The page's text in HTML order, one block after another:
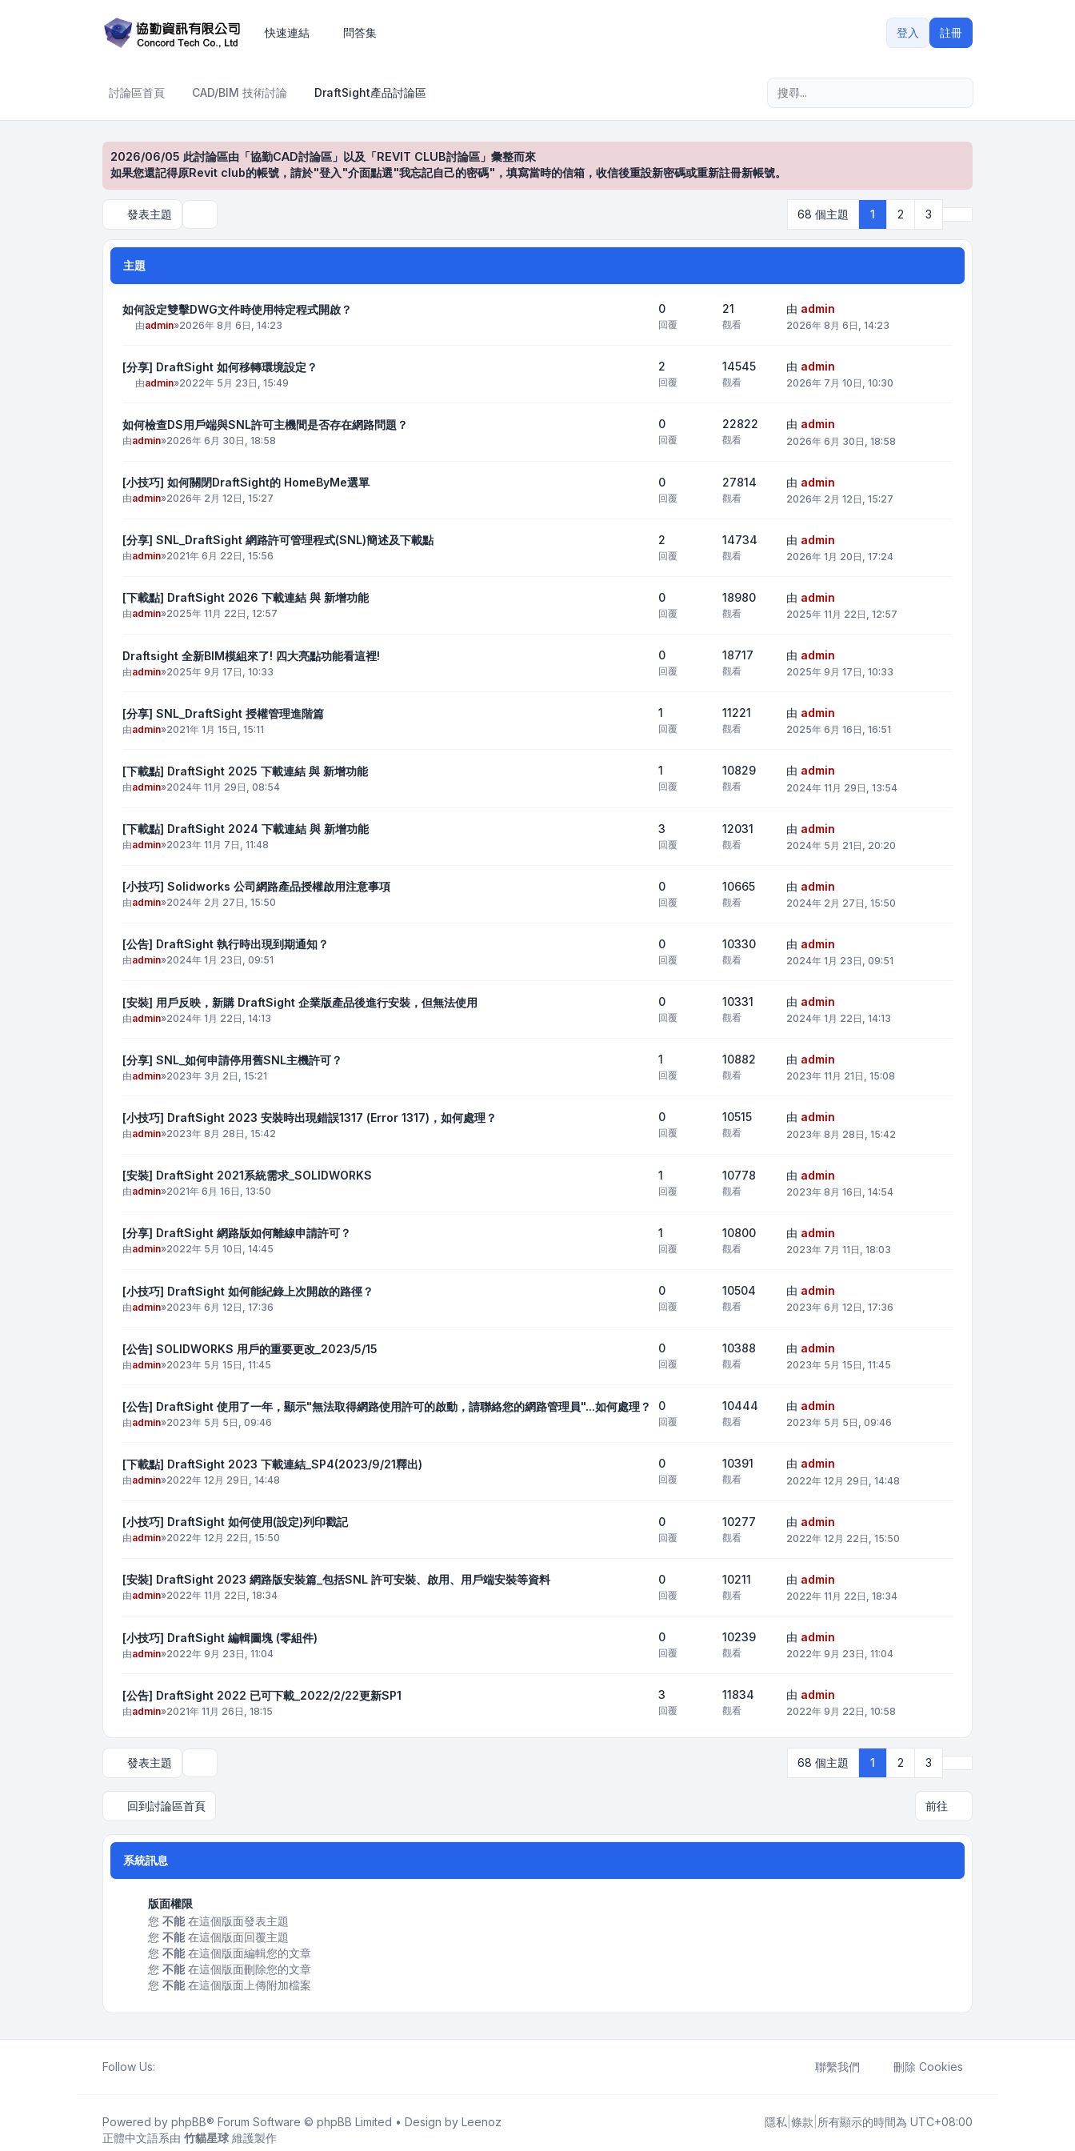
快速連結 問答集 登入 註冊
討論區首頁 CAD/BIM 技術討論 DraftSight產品討論區
2026/06/05 此討論區由「協勤CAD討論區」以及「REVIT CLUB討論區」彙整而來
如果您還記得原Revit club的帳號，請於"登入"介面點選"我忘記自己的密碼"，填寫當時的信箱，收信後重設新密碼或重新註冊新帳號。
發表主題 68 個主題 1 2 3
主題
如何設定雙擊DWG文件時使用特定程式開啟？
由admin»2026年 8月 6日, 14:23
0
回覆
21
觀看
由 admin
2026年 8月 6日, 14:23
[分享] DraftSight 如何移轉環境設定？
由admin»2022年 5月 23日, 15:49
2
回覆
14545
觀看
由 admin
2026年 7月 10日, 10:30
如何檢查DS用戶端與SNL許可主機間是否存在網路問題？
由admin»2026年 6月 30日, 18:58
0
回覆
22822
觀看
由 admin
2026年 6月 30日, 18:58
[小技巧] 如何關閉DraftSight的 HomeByMe選單
由admin»2026年 2月 12日, 15:27
0
回覆
27814
觀看
由 admin
2026年 2月 12日, 15:27
[分享] SNL_DraftSight 網路許可管理程式(SNL)簡述及下載點
由admin»2021年 6月 22日, 15:56
2
回覆
14734
觀看
由 admin
2026年 1月 20日, 17:24
[下載點] DraftSight 2026 下載連結 與 新增功能
由admin»2025年 11月 22日, 12:57
0
回覆
18980
觀看
由 admin
2025年 11月 22日, 12:57
Draftsight 全新BIM模組來了! 四大亮點功能看這裡!
由admin»2025年 9月 17日, 10:33
0
回覆
18717
觀看
由 admin
2025年 9月 17日, 10:33
[分享] SNL_DraftSight 授權管理進階篇
由admin»2021年 1月 15日, 15:11
1
回覆
11221
觀看
由 admin
2025年 6月 16日, 16:51
[下載點] DraftSight 2025 下載連結 與 新增功能
由admin»2024年 11月 29日, 08:54
1
回覆
10829
觀看
由 admin
2024年 11月 29日, 13:54
[下載點] DraftSight 2024 下載連結 與 新增功能
由admin»2023年 11月 7日, 11:48
3
回覆
12031
觀看
由 admin
2024年 5月 21日, 20:20
[小技巧] Solidworks 公司網路產品授權啟用注意事項
由admin»2024年 2月 27日, 15:50
0
回覆
10665
觀看
由 admin
2024年 2月 27日, 15:50
[公告] DraftSight 執行時出現到期通知？
由admin»2024年 1月 23日, 09:51
0
回覆
10330
觀看
由 admin
2024年 1月 23日, 09:51
[安裝] 用戶反映，新購 DraftSight 企業版產品後進行安裝，但無法使用
由admin»2024年 1月 22日, 14:13
0
回覆
10331
觀看
由 admin
2024年 1月 22日, 14:13
[分享] SNL_如何申請停用舊SNL主機許可？
由admin»2023年 3月 2日, 15:21
1
回覆
10882
觀看
由 admin
2023年 11月 21日, 15:08
[小技巧] DraftSight 2023 安裝時出現錯誤1317 (Error 1317)，如何處理？
由admin»2023年 8月 28日, 15:42
0
回覆
10515
觀看
由 admin
2023年 8月 28日, 15:42
[安裝] DraftSight 2021系統需求_SOLIDWORKS
由admin»2021年 6月 16日, 13:50
1
回覆
10778
觀看
由 admin
2023年 8月 16日, 14:54
[分享] DraftSight 網路版如何離線申請許可？
由admin»2022年 5月 10日, 14:45
1
回覆
10800
觀看
由 admin
2023年 7月 11日, 18:03
[小技巧] DraftSight 如何能紀錄上次開啟的路徑？
由admin»2023年 6月 12日, 17:36
0
回覆
10504
觀看
由 admin
2023年 6月 12日, 17:36
[公告] SOLIDWORKS 用戶的重要更改_2023/5/15
由admin»2023年 5月 15日, 11:45
0
回覆
10388
觀看
由 admin
2023年 5月 15日, 11:45
[公告] DraftSight 使用了一年，顯示"無法取得網路使用許可的啟動，請聯絡您的網路管理員"...如何處理？
由admin»2023年 5月 5日, 09:46
0
回覆
10444
觀看
由 admin
2023年 5月 5日, 09:46
[下載點] DraftSight 2023 下載連結_SP4(2023/9/21釋出)
由admin»2022年 12月 29日, 14:48
0
回覆
10391
觀看
由 admin
2022年 12月 29日, 14:48
[小技巧] DraftSight 如何使用(設定)列印戳記
由admin»2022年 12月 22日, 15:50
0
回覆
10277
觀看
由 admin
2022年 12月 22日, 15:50
[安裝] DraftSight 2023 網路版安裝篇_包括SNL 許可安裝、啟用、用戶端安裝等資料
由admin»2022年 11月 22日, 18:34
0
回覆
10211
觀看
由 admin
2022年 11月 22日, 18:34
[小技巧] DraftSight 編輯圖塊 (零組件)
由admin»2022年 9月 23日, 11:04
0
回覆
10239
觀看
由 admin
2022年 9月 23日, 11:04
[公告] DraftSight 2022 已可下載_2022/2/22更新SP1
由admin»2021年 11月 26日, 18:15
3
回覆
11834
觀看
由 admin
2022年 9月 22日, 10:58
發表主題 68 個主題 1 2 3
回到討論區首頁 前往
系統訊息
版面權限
您 不能在這個版面發表主題
您 不能在這個版面回覆主題
您 不能在這個版面編輯您的文章
您 不能在這個版面刪除您的文章
您 不能在這個版面上傳附加檔案
Follow Us: 聯繫我們 刪除 Cookies
Powered by phpBB® Forum Software © phpBB Limited • Design by Leenoz
正體中文語系由 竹貓星球 維護製作
隱私 條款 所有顯示的時間為 UTC+08:00